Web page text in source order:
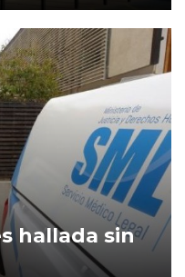
hallada sin